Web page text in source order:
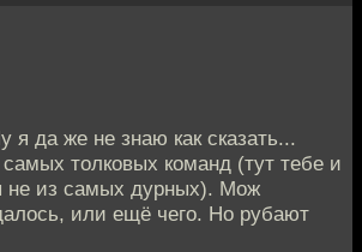
да же не знаю как сказать...
толковых команд (тут тебе и
не из самых дурных). Мож
или ещё чего. Но рубают